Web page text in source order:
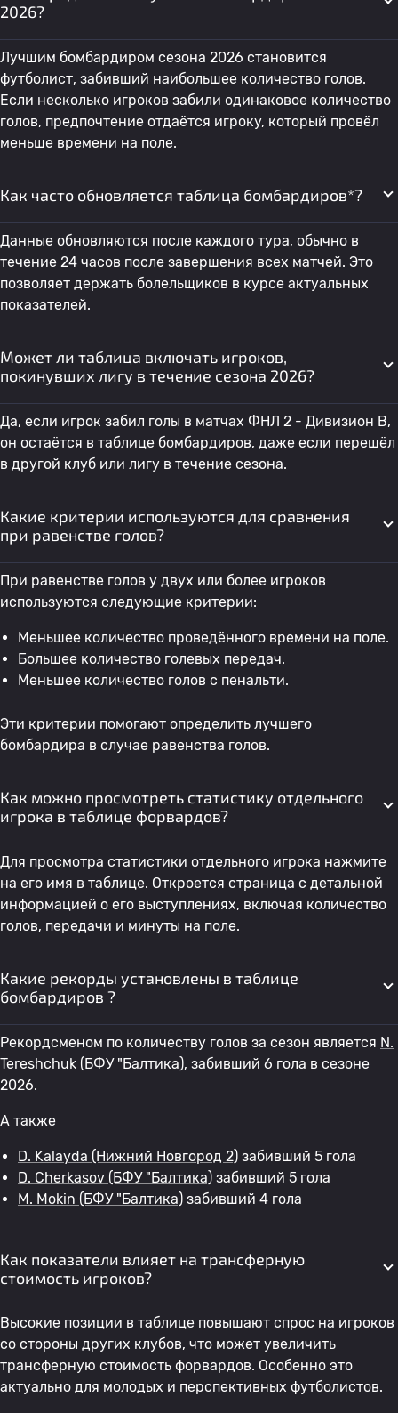
35 Игорь Семенов Нижний Новгород 2
36 Emil Gallyamov Амкар 0
39 Максим Серов Нижний Новгород 2 0
41 E. Скворцов Нижний Новгород 2
42 Aleksa Stanisavljevic Амкар 0
44 A. Эшба
45 Владислав Мошкин Нижний Новгород 2
46 N. Голдобин Амкар
49 Dmitriy Kumsarov Амкар
50 D. Агуреев Амкар 0
2026?
Лучшим бомбардиром сезона 2026 становится
футболист, забивший наибольшее количество голов.
Если несколько игроков забили одинаковое количество
голов, предпочтение отдаётся игроку, который провёл
меньше времени на поле.
Как часто обновляется таблица бомбардиров*?
Данные обновляются после каждого тура, обычно в
течение 24 часов после завершения всех матчей. Это
позволяет держать болельщиков в курсе актуальных
показателей.
Может ли таблица включать игроков,
покинувших лигу в течение сезона 2026?
Да, если игрок забил голы в матчах ФНЛ 2 - Дивизион B,
он остаётся в таблице бомбардиров, даже если перешёл
в другой клуб или лигу в течение сезона.
Какие критерии используются для сравнения
при равенстве голов?
При равенстве голов у двух или более игроков
используются следующие критерии:
Меньшее количество проведённого времени на поле.
Большее количество голевых передач.
Меньшее количество голов с пенальти.
Эти критерии помогают определить лучшего
бомбардира в случае равенства голов.
Как можно просмотреть статистику отдельного
игрока в таблице форвардов?
Для просмотра статистики отдельного игрока нажмите
на его имя в таблице. Откроется страница с детальной
информацией о его выступлениях, включая количество
голов, передачи и минуты на поле.
Какие рекорды установлены в таблице
бомбардиров ?
Рекордсменом по количеству голов за сезон является N.
Tereshchuk (БФУ "Балтика), забивший 6 гола в сезоне
2026.
А также
D. Kalayda (Нижний Новгород 2) забивший 5 гола
D. Cherkasov (БФУ "Балтика) забивший 5 гола
M. Mokin (БФУ "Балтика) забивший 4 гола
Как показатели влияет на трансферную
стоимость игроков?
Высокие позиции в таблице повышают спрос на игроков
со стороны других клубов, что может увеличить
трансферную стоимость форвардов. Особенно это
актуально для молодых и перспективных футболистов.